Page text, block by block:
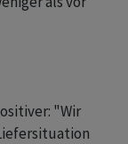
"Wir